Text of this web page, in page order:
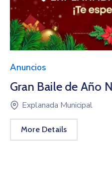
Anuncios
Gran Baile de Año
Explanada Municipal
More Details